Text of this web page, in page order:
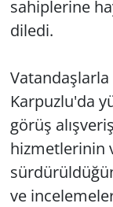
sahiplerine
diledi.
Karpuzlu'da
görüş
hizmetlerinin
ve